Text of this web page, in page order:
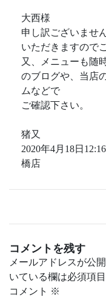
大西様
申し訳ございませ
いただきますので
又、メニューも随
のブログや、当店
ムなどで
ご確認下さい。
猪又
2020年4月18日
橋店
コメントを残す
メールアドレスが公
いている欄は必須項
コメント ※